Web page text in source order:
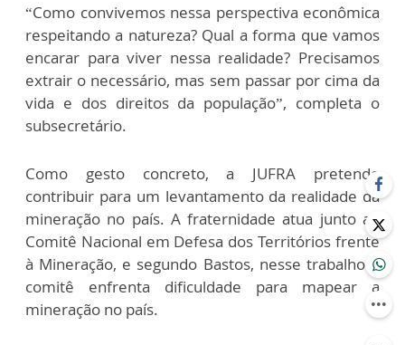
“Como convivemos nessa perspectiva econômica
respeitando a natureza? Qual a forma que vamos
encarar para viver nessa realidade? Precisamos
extrair o necessário, mas sem passar por cima da
vida e dos direitos da população”, completa o
subsecretário.
Como gesto concreto, a JUFRA pretende
contribuir para um levantamento da realidade da
mineração no país. A fraternidade atua junto ao
Comitê Nacional em Defesa dos Territórios frente
à Mineração, e segundo Bastos, nesse trabalho o
comitê enfrenta dificuldade para mapear a
mineração no país.